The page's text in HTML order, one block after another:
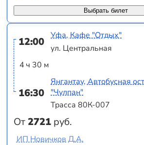
Выбрать билет
12:00
4 ч 30 м
16:30
От2721 руб.
Уфа, Кафе "Отдых"
ул. Центральная
Янгантау, Автобусная
"Чулпан"
Трасса 80К-007
ИП Новичков Д.А.